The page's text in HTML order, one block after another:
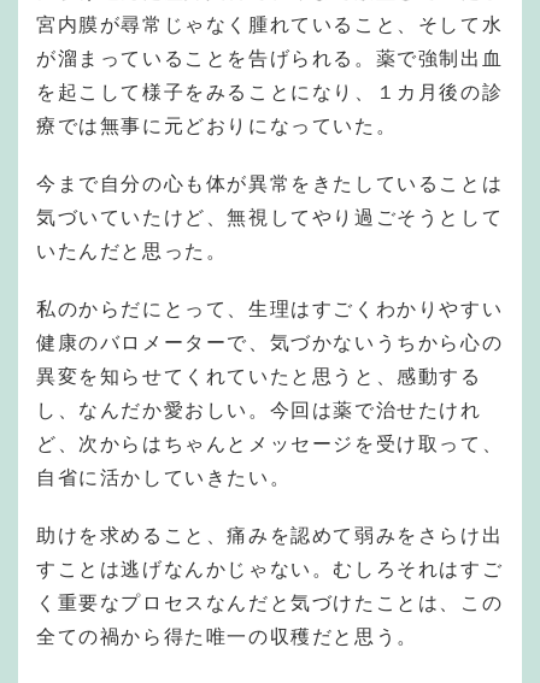
宮内膜が尋常じゃなく腫れていること、そして水
が溜まっていることを告げられる。薬で強制出血
を起こして様子をみることになり、１カ月後の診
療では無事に元どおりになっていた。
今まで自分の心も体が異常をきたしていることは
気づいていたけど、無視してやり過ごそうとして
いたんだと思った。
私のからだにとって、生理はすごくわかりやすい
健康のバロメーターで、気づかないうちから心の
異変を知らせてくれていたと思うと、感動する
し、なんだか愛おしい。今回は薬で治せたけれ
ど、次からはちゃんとメッセージを受け取って、
自省に活かしていきたい。
助けを求めること、痛みを認めて弱みをさらけ出
すことは逃げなんかじゃない。むしろそれはすご
く重要なプロセスなんだと気づけたことは、この
全ての禍から得た唯一の収穫だと思う。